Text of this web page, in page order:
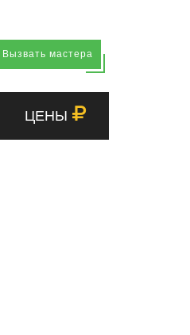
Вызвать мастера
ЦЕНЫ